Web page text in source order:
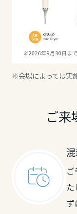
※会場によっては実
ご来
ず
高知県
九州エリア
福岡県
熊本県